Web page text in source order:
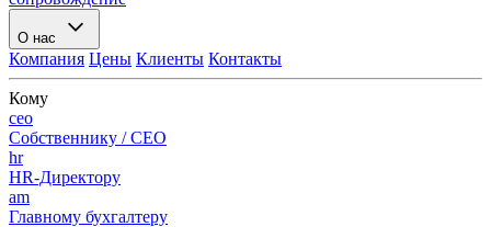
О нас
Компания Цены Клиенты Контакты
Кому
ceo
Собственнику / CEO
hr
HR-Директору
am
Главному бухгалтеру